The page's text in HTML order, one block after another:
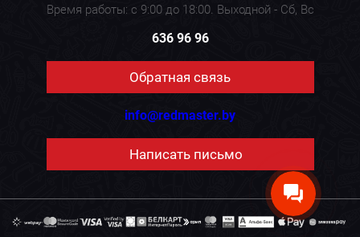
Время работы: с 9:00 до 18:00. Выходной - Сб, Вс
636 96 96
Обратная связь
info@redmaster.by
Написать письмо